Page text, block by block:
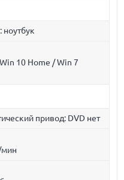
ноутбук
10 Home / Win 7
привод: DVD нет
мин